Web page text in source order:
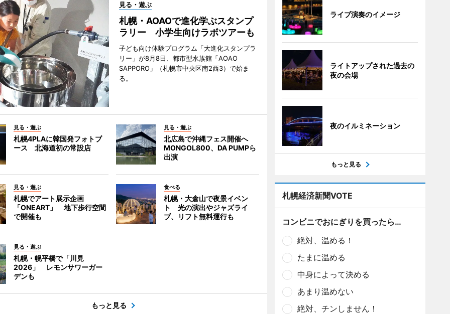
見る・遊ぶ
札幌・AOAOで進化学ぶスタンプ
ラリー 小学生向けラボツアーも
子ども向け体験プログラム「大進化スタンプラ
リー」が8月8日、都市型水族館「AOAO
SAPPORO」（札幌市中央区南2西3）で始ま
る。
見る・遊ぶ
札幌4PLAに韓国発フォトブ
ース 北海道初の常設店
見る・遊ぶ
北広島で沖縄フェス開催へ
MONGOL800、DA PUMPら
出演
見る・遊ぶ
札幌でアート展示企画
「ONEART」 地下歩行空間
で開催も
食べる
札幌・大倉山で夜景イベン
ト 光の演出やジャズライ
ブ、リフト無料運行も
見る・遊ぶ
札幌・幌平橋で「川見
2026」 レモンサワーガー
デンも
もっと見る
ライブ演奏のイメージ
ライトアップされた過去の
夜の会場
夜のイルミネーション
もっと見る
札幌経済新聞VOTE
コンビニでおにぎりを買ったら…
絶対、温める！
たまに温める
中身によって決める
あまり温めない
絶対、チンしません！